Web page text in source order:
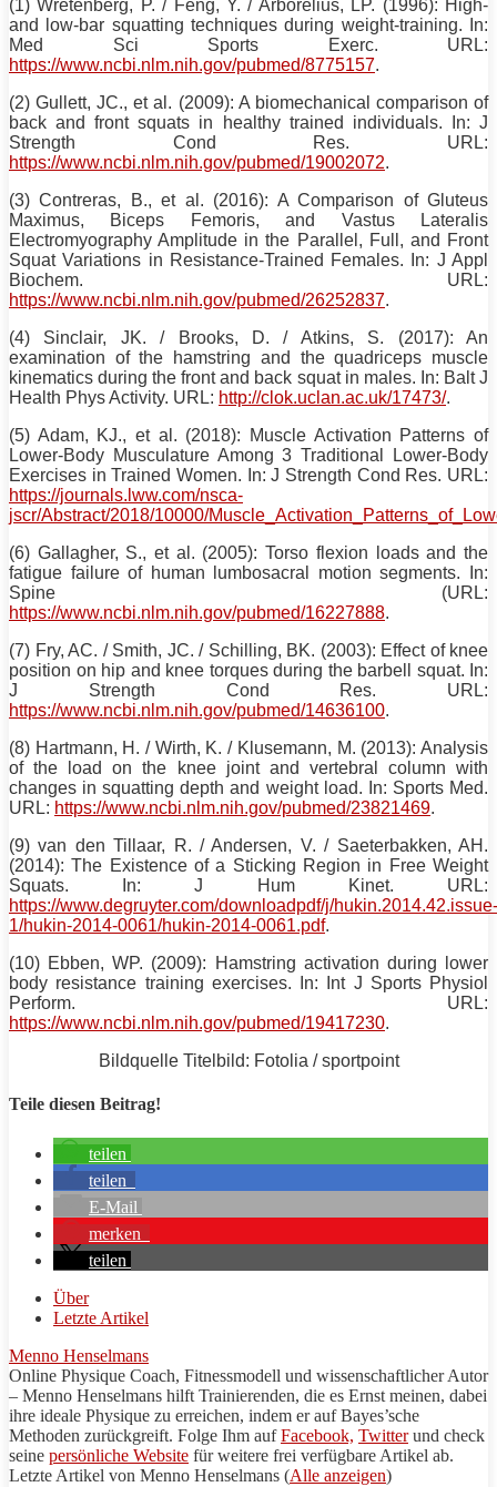
(1) Wretenberg, P. / Feng, Y. / Arborelius, LP. (1996): High-
and low-bar squatting techniques during weight-training. In:
Med Sci Sports Exerc. URL:
https://www.ncbi.nlm.nih.gov/pubmed/8775157.
(2) Gullett, JC., et al. (2009): A biomechanical comparison of
back and frontsquats in healthy trained individuals. In: J
Strength Cond Res. URL:
https://www.ncbi.nlm.nih.gov/pubmed/19002072.
(3)Contreras, B., et al. (2016): A Comparison of Gluteus
Maximus, Biceps Femoris, and Vastus Lateralis
Electromyography Amplitude in the Parallel, Full, and Front
SquatVariations in Resistance-Trained Females. In: J Appl
Biochem. URL:
https://www.ncbi.nlm.nih.gov/pubmed/26252837.
(4) Sinclair, JK. / Brooks, D. / Atkins, S. (2017): An
examination of the hamstring and the quadriceps muscle
kinematics during the front and back squatin males. In: Balt J
Health Phys Activity. URL: http://clok.uclan.ac.uk/17473/.
(5) Adam, KJ., et al. (2018): Muscle Activation Patterns of
Lower-Body Musculature Among 3 Traditional Lower-Body
Exercises in Trained Women. In: J Strength Cond Res. URL:
https://journals.lww.com/nsca-
jscr/Abstract/2018/10000/
(6) Gallagher, S., et al. (2005): Torso flexion loads and the
fatigue failure of human lumbosacral motion segments. In:
Spine (URL:
https://www.ncbi.nlm.nih.gov/pubmed/16227888.
(7) Fry, AC. / Smith, JC. / Schilling, BK. (2003): Effect of knee
position on hip and knee torques during the barbell squat. In:
J Strength Cond Res. URL:
https://www.ncbi.nlm.nih.gov/pubmed/14636100.
(8) Hartmann, H. / Wirth, K. / Klusemann, M. (2013): Analysis
of the load on the knee joint and vertebral column with
changes in squatting depth and weight load. In: Sports Med.
URL: https://www.ncbi.nlm.nih.gov/pubmed/23821469.
(9) van den Tillaar, R. / Andersen, V. / Saeterbakken, AH.
(2014): The Existence of a Sticking Region in Free Weight
Squats. In: J Hum Kinet. URL:
https://www.degruyter.com/downloadpdf/j/hukin.2014.42.issue-
1/hukin-2014-0061/hukin-2014-0061.pdf.
(10) Ebben, WP. (2009): Hamstring activation during lower
body resistance training exercises. In: Int J Sports Physiol
Perform. URL:
https://www.ncbi.nlm.nih.gov/pubmed/19417230.
Bildquelle Titelbild: Fotolia / sportpoint
Teile diesen Beitrag!
teilen
teilen
E-Mail
merken
teilen
Über
Letzte Artikel
Menno Henselmans
Online Physique Coach, Fitnessmodell und wissenschaftlicher Autor
– Menno Henselmans hilft Trainierenden, die es Ernst meinen, dabei
ihre ideale Physique zu erreichen, indem er auf Bayes’sche
Methoden zurückgreift. Folge Ihm aufFacebook, Twitterund check
seine persönliche Website für weitere frei verfügbare Artikel ab.
Letzte Artikel von Menno Henselmans (Alle anzeigen)